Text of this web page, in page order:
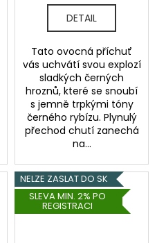
DETAIL
Tato ovocná příchuť
vás uchvátí svou explozí
sladkých černých
hroznů, které se snoubí
s jemně trpkými tóny
černého rybízu. Plynulý
přechod chutí zanechá
na...
NELZE ZASLAT DO SK
SLEVA MIN. 2% PO
REGISTRACI